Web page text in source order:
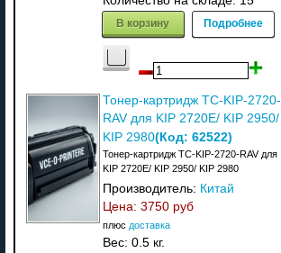
В корзину Подробнее
Тонер-картридж TC-KIP-2720-
RAV для KIP 2720E/ KIP 2950/
KIP 2980(Код: 62522)
Тонер-картридж TC-KIP-2720-RAV для
KIP 2720E/ KIP 2950/ KIP 2980
Производитель: Китай
Цена: 3750 руб
плюс доставка
Вес: 0.5 кг.